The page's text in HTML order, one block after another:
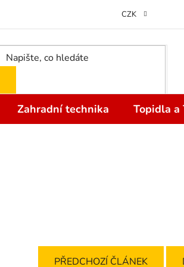
Odstoupení od
CZK
Zahradní technika Topidla a
PŘEDCHOZÍ ČLÁNEK